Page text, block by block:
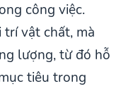
công việc.
vật chất, mà
lượng, từ đó hỗ
tiêu trong